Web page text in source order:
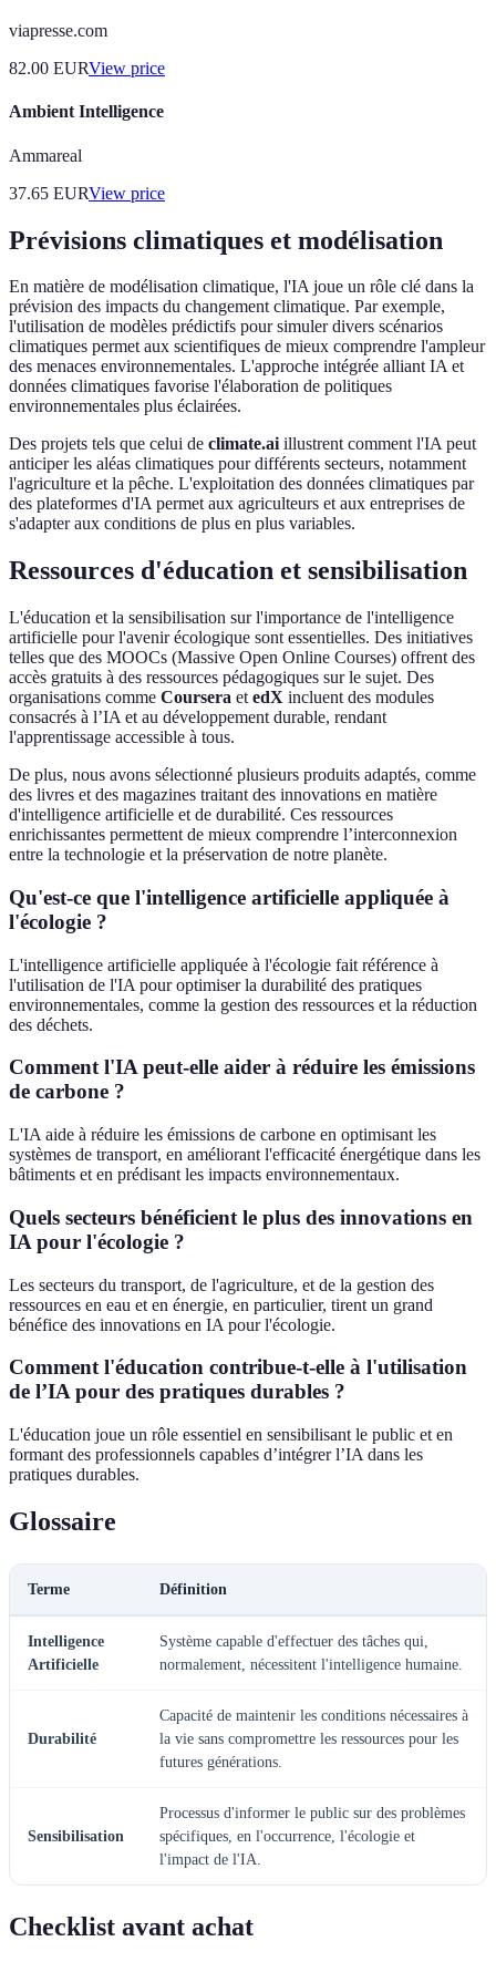
viapresse.com
82.00 EURView price
Ambient Intelligence
Ammareal
37.65 EURView price
Prévisions climatiques et modélisation
En matière de modélisation climatique, l'IA joue un rôle clé dans la
prévision des impacts du changement climatique. Par exemple,
l'utilisation de modèles prédictifs pour simuler divers scénarios
climatiques permet aux scientifiques de mieux comprendre l'ampleur
des menaces environnementales. L'approche intégrée alliant IA et
données climatiques favorise l'élaboration de politiques
environnementales plus éclairées.
Des projets tels que celui de climate.aiillustrent comment l'IA peut
anticiper les aléas climatiques pour différents secteurs, notamment
l'agriculture et la pêche. L'exploitation des données climatiques par
des plateformes d'IA permet aux agriculteurs et aux entreprises de
s'adapter aux conditions de plus en plus variables.
Ressources d'éducation et sensibilisation
L'éducation et la sensibilisation sur l'importance de l'intelligence
artificielle pour l'avenir écologique sont essentielles. Des initiatives
telles que des MOOCs (Massive Open Online Courses) offrent des
accès gratuits à des ressources pédagogiques sur le sujet. Des
organisations comme Coursera et edX incluent des modules
consacrés à l’IA et au développement durable, rendant
l'apprentissage accessible à tous.
De plus, nous avons sélectionné plusieurs produits adaptés, comme
des livres et des magazines traitant des innovations en matière
d'intelligence artificielle et de durabilité. Ces ressources
enrichissantes permettent de mieux comprendre l’interconnexion
entre la technologie et la préservation de notre planète.
Qu'est-ce que l'intelligence artificielle appliquée à
l'écologie ?
L'intelligence artificielle appliquée à l'écologie fait référence à
l'utilisation de l'IA pour optimiser la durabilité des pratiques
environnementales, comme la gestion des ressources et la réduction
des déchets.
Comment l'IA peut-elle aider à réduire les émissions
de carbone ?
L'IA aide à réduire les émissions de carbone en optimisant les
systèmes de transport, en améliorant l'efficacité énergétique dans les
bâtiments et en prédisant les impacts environnementaux.
Quels secteurs bénéficient le plus des innovations en
IA pour l'écologie ?
Les secteurs du transport, de l'agriculture, et de la gestion des
ressources en eau et en énergie, en particulier, tirent un grand
bénéfice des innovations en IA pour l'écologie.
Comment l'éducation contribue-t-elle à l'utilisation
de l’IA pour des pratiques durables ?
L'éducation joue un rôle essentiel en sensibilisant le public et en
formant des professionnels capables d’intégrer l’IA dans les
pratiques durables.
Glossaire
Terme Définition
Intelligence
Artificielle
Système capable d'effectuer des tâches qui,
normalement, nécessitent l'intelligence humaine.
Durabilité
Capacité de maintenir les conditions nécessaires à
la vie sans compromettre les ressources pour les
futures générations.
Sensibilisation
Processus d'informer le public sur des problèmes
spécifiques, en l'occurrence, l'écologie et
l'impact de l'IA.
Checklist avant achat